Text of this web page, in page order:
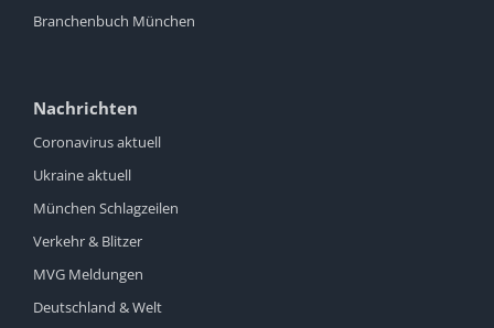
Branchenbuch München
Nachrichten
Coronavirus aktuell
Ukraine aktuell
München Schlagzeilen
Verkehr & Blitzer
MVG Meldungen
Deutschland & Welt